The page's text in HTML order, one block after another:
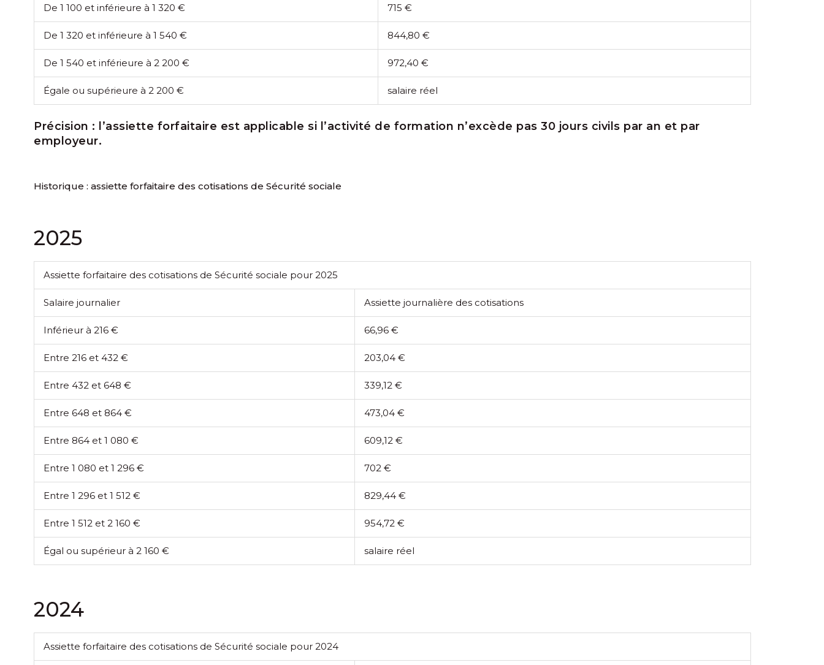
De 1 100 et inférieure à 1 320 € 715 €
De 1 320 et inférieure à 1 540 € 844,80 €
De 1 540 et inférieure à 2 200 € 972,40 €
Égale ou supérieure à 2 200 € salaire réel
Précision : l’assiette forfaitaire est applicable si l’activité de formation n’excède pas 30 jours civils par an et par
employeur.
Historique : assiette forfaitaire des cotisations de Sécurité sociale
2025
Assiette forfaitaire des cotisations de Sécurité sociale pour 2025
Salaire journalier Assiette journalière des cotisations
Inférieur à 216 € 66,96 €
Entre 216 et 432 € 203,04 €
Entre 432 et 648 € 339,12 €
Entre 648 et 864 € 473,04 €
Entre 864 et 1 080 € 609,12 €
Entre 1 080 et 1 296 € 702 €
Entre 1 296 et 1 512 € 829,44 €
Entre 1 512 et 2 160 € 954,72 €
Égal ou supérieur à 2 160 € salaire réel
2024
Assiette forfaitaire des cotisations de Sécurité sociale pour 2024